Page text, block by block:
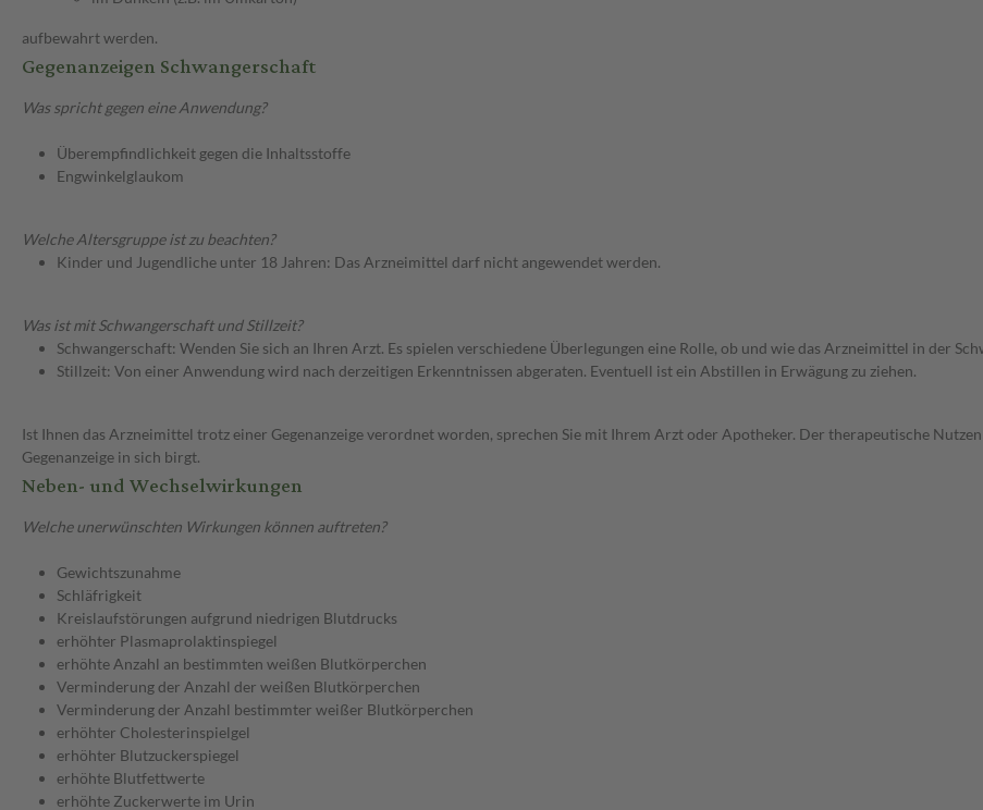
aufbewahrt werden.
Gegenanzeigen Schwangerschaft
Was spricht gegen eine Anwendung?
Überempfindlichkeit gegen die Inhaltsstoffe
Engwinkelglaukom
Welche Altersgruppe ist zu beachten?
Kinder und Jugendliche unter 18 Jahren: Das Arzneimittel darf nicht angewendet werden.
Was ist mit Schwangerschaft und Stillzeit?
Schwangerschaft: Wenden Sie sich an Ihren Arzt. Es spielen verschiedene Überlegungen eine Rolle, ob und wie das Arzneimittel in der
Stillzeit: Von einer Anwendung wird nach derzeitigen Erkenntnissen abgeraten. Eventuell ist ein Abstillen in Erwägung zu ziehen.
Ist Ihnen das Arzneimittel trotz einer Gegenanzeige verordnet worden, sprechen Sie mit Ihrem Arzt oder Apotheker. Der therapeutische
Gegenanzeige in sich birgt.
Neben- und Wechselwirkungen
Welche unerwünschten Wirkungen können auftreten?
Gewichtszunahme
Schläfrigkeit
Kreislaufstörungen aufgrund niedrigen Blutdrucks
erhöhter Plasmaprolaktinspiegel
erhöhte Anzahl an bestimmten weißen Blutkörperchen
Verminderung der Anzahl der weißen Blutkörperchen
Verminderung der Anzahl bestimmter weißer Blutkörperchen
erhöhter Cholesterinspielgel
erhöhter Blutzuckerspiegel
erhöhte Blutfettwerte
erhöhte Zuckerwerte im Urin